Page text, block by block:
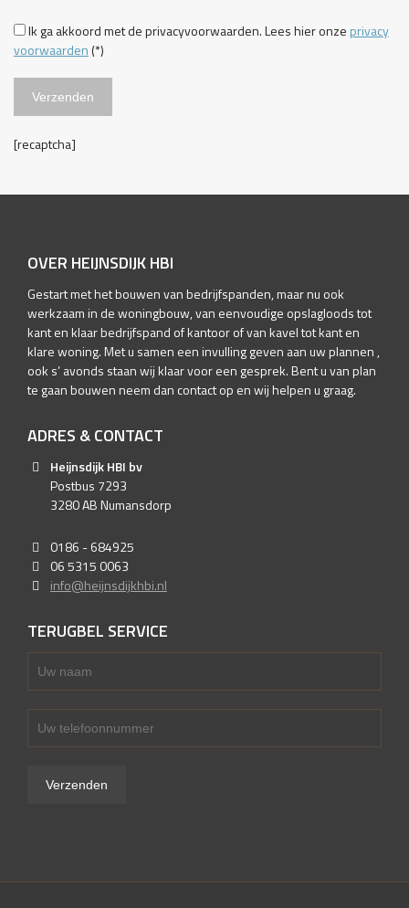
Ik ga akkoord met de privacyvoorwaarden.Lees hier onze privacy
voorwaarden (*)
[recaptcha]
OVER HEIJNSDIJK HBI
Gestart met het bouwen van bedrijfspanden, maar nu ook
werkzaam in de woningbouw, van eenvoudige opslagloods tot
kant en klaar bedrijfspand of kantoor of van kavel tot kant en
klare woning. Met u samen een invulling geven aan uw plannen ,
ook s’ avonds staan wij klaar voor een gesprek. Bent u van plan
te gaan bouwen neem dan contact op en wij helpen u graag.
ADRES & CONTACT
Heijnsdijk HBI bv
Postbus 7293
3280 AB Numansdorp
0186 - 684925
06 5315 0063
info@heijnsdijkhbi.nl
TERUGBEL SERVICE